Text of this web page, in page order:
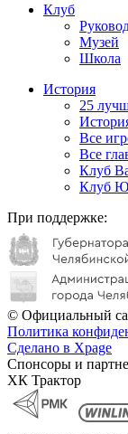
Клуб
Музей
Школа
История
25
Все
Все
Клуб
Клуб
При поддержке:
© Официальный
Политика
Сделано в Xpage
Спонсоры и
ХК Трактор